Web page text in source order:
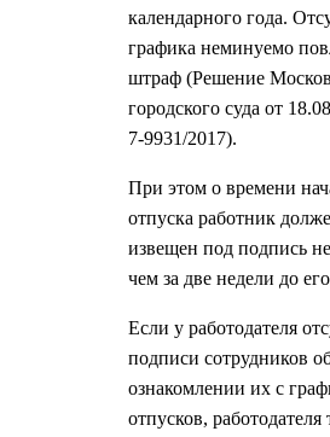
календарного года.
графика неминуемо
штраф (Решение
городского суда от
7-9931/2017).
При этом о времени
отпуска работник
извещен под подпись
чем за две недели до
Если у работодателя
подписи сотрудников
ознакомлении их с
отпусков, работодателя